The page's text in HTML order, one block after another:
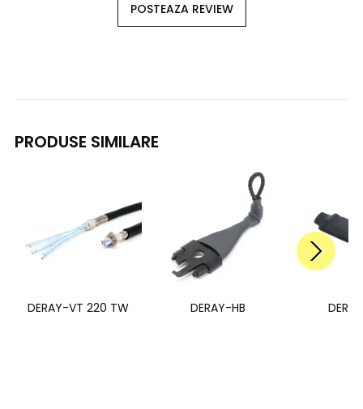
POSTEAZA REVIEW
PRODUSE SIMILARE
DERAY-VT 220 TW DERAY-HB